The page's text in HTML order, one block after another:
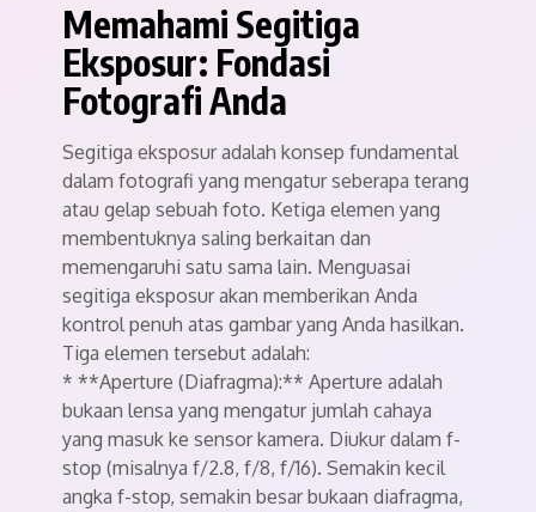
Memahami Segitiga
Eksposur: Fondasi
Fotografi Anda
Segitiga eksposur adalah konsep fundamental
dalam fotografi yang mengatur seberapa terang
atau gelap sebuah foto. Ketiga elemen yang
membentuknya saling berkaitan dan
memengaruhi satu sama lain. Menguasai
segitiga eksposur akan memberikan Anda
kontrol penuh atas gambar yang Anda hasilkan.
Tiga elemen tersebut adalah:
* **Aperture (Diafragma):** Aperture adalah
bukaan lensa yang mengatur jumlah cahaya
yang masuk ke sensor kamera. Diukur dalam f-
stop (misalnya f/2.8, f/8, f/16). Semakin kecil
angka f-stop, semakin besar bukaan diafragma,